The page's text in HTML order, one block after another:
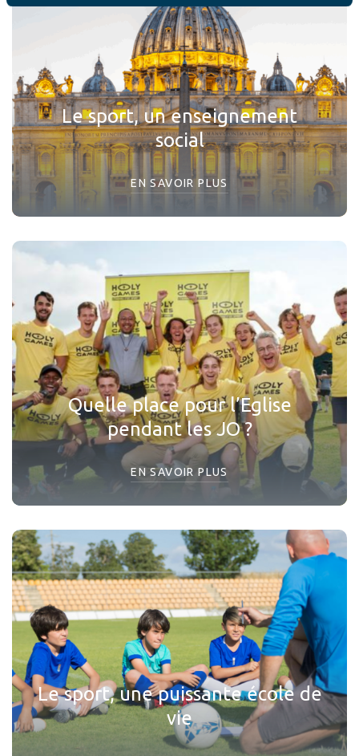
Le sport, un enseignement
social
EN SAVOIR PLUS
Quelle place pour l’Eglise
pendant les JO ?
EN SAVOIR PLUS
Le sport, une puissante école de
vie